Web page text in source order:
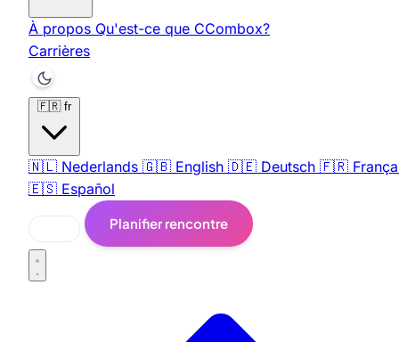
À propos Qu'est-ce que CCombox?
Carrières
🇫🇷 fr
🇳🇱 Nederlands 🇬🇧 English 🇩🇪 Deutsch 🇫🇷
🇪🇸 Español
Planifier rencontre